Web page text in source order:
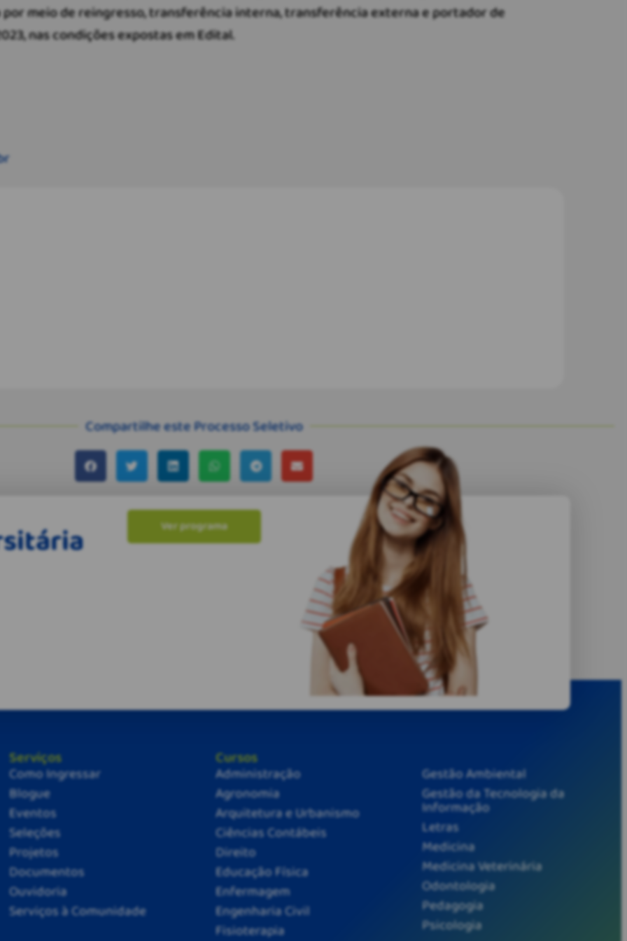
meio de reingresso, transferência interna, transferência externa e portador de
nas condições expostas em Edital.
Compartilhe este Processo Seletivo
Ver programa
Serviços
Como Ingressar
Blogue
Eventos
Seleções
Projetos
Documentos
Ouvidoria
Serviços à Comunidade
Cursos
Administração
Agronomia
Arquitetura e Urbanismo
Ciências Contábeis
Direito
Educação Física
Enfermagem
Engenharia Civil
Fisioterapia
Gestão Ambiental
Gestão da Tecnologia da
Informação
Letras
Medicina
Medicina Veterinária
Odontologia
Pedagogia
Psicologia